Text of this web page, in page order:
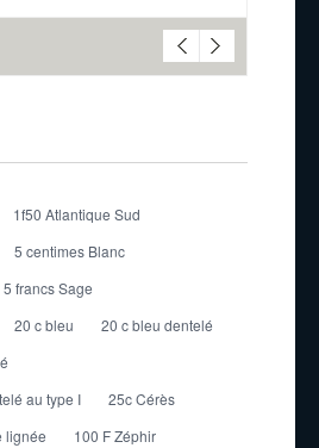
1f50 Atlantique Sud
5 centimes Blanc
5 francs Sage
20 c bleu
20 c bleu dentelé
au type I
25c Cérès
lignée
100 F Zéphir